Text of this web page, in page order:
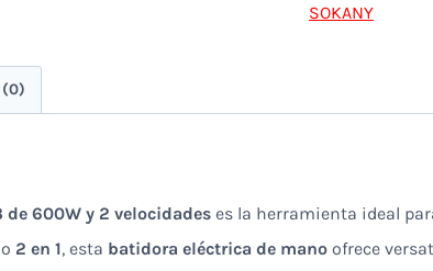
cantidad
SOKANY
(0)
600W y 2 velocidades es la herramienta ideal
2 en 1, esta batidora eléctrica de mano ofrece